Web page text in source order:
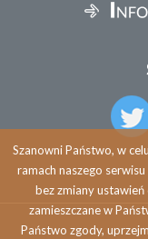
Szanowni Państwo, w
ramach naszego
bez zmiany
zamieszczane w
Państwo zgody,